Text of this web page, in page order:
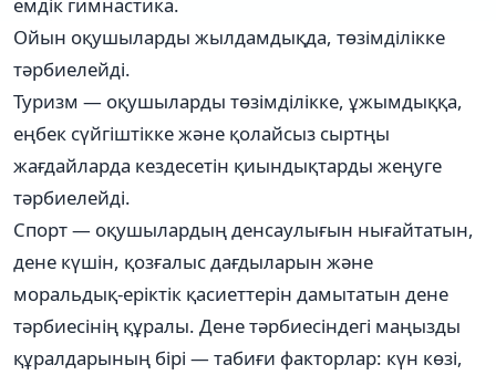
Ойын оқушыларды жылдамдықда, төзімділікке
тәрбиелейді.
Туризм — оқушыларды төзімділікке, ұжымдыққа,
еңбек сүйгіштікке және қолайсыз сыртңы
жағдайларда кездесетін қиындықтарды жеңуге
тәрбиелейді.
Спорт — оқушылардың денсаулығын нығайтатын,
дене күшін, қозғалыс дағдыларын және
моральдық-еріктік қасиеттерін дамытатын дене
тәрбиесінің құралы. Дене тәрбиесіндегі маңызды
құралдарының бірі — табиғи факторлар: күн көзі,